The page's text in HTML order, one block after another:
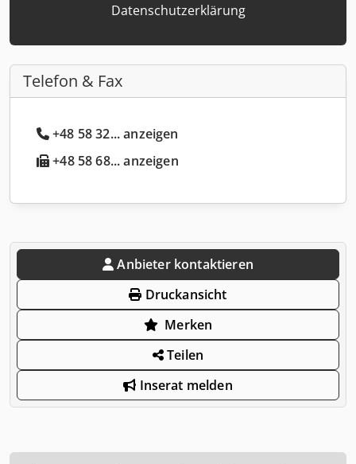
Datenschutzerklärung
Telefon & Fax
+48 58 32... anzeigen
+48 58 68... anzeigen
Anbieter kontaktieren
Druckansicht
Merken
Teilen
Inserat melden